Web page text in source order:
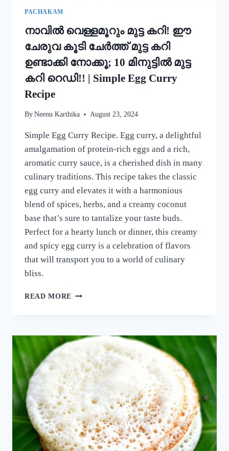
RECIPE
PACHAKAM
നാവിൽ വെള്ളമൂറും മുട്ട കറി! ഈ
ചേരുവ കൂടി ചേർത്ത് മുട്ട കറി
ഉണ്ടാക്കി നോക്കൂ; 10 മിനുട്ടിൽ മുട്ട
കറി റെഡി!! | Simple Egg Curry
Recipe
By Neenu Karthika August 23, 2024
Simple Egg Curry Recipe. Egg curry, a delightful
amalgamation of protein-rich eggs and a rich,
aromatic curry sauce, is a cherished dish in many
culinary traditions. This recipe takes the classic
egg curry and elevates it with a harmonious
blend of spices, herbs, and a creamy coconut
base that’s sure to tantalize your taste buds.
Perfect for a hearty lunch or dinner, this creamy
and spicy egg curry is a celebration of flavors
that will transport you to a world of culinary
bliss.
READ MORE നാവിൽ
ഈ
ചേരുവ
കൂടി
ചേർത്ത്
മുട്ട
കറി
ഉണ്ടാക്കി
നോക്കൂ;
10
മിനുട്ടിൽ
മുട്ട